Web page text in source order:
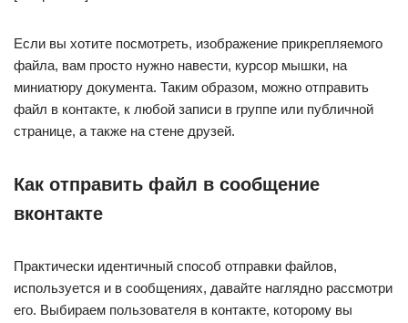
Если вы хотите посмотреть, изображение прикрепляемого
файла, вам просто нужно навести, курсор мышки, на
миниатюру документа. Таким образом, можно отправить
файл в контакте, к любой записи в группе или публичной
странице, а также на стене друзей.
Как отправить файл в сообщение
вконтакте
Практически идентичный способ отправки файлов,
используется и в сообщениях, давайте наглядно рассмотри
его. Выбираем пользователя в контакте, которому вы